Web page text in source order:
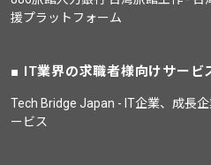
援プラットフォーム
IT業界の求職者様向けサービ
Tech Bridge Japan - IT企業、成長
ービス